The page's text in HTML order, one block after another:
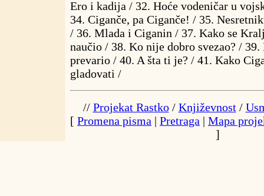
Ero i kadija / 32. Hoće vodeničar u
34. Ciganče, pa Ciganče! / 35.
/ 36. Mlada i Ciganin / 37. Kako se
naučio / 38. Ko nije dobro svezao? / 39.
prevario / 40. A šta ti je? / 41. Kako
gladovati /
// Projekat Rastko/ Književnost/
[ Promena pisma | Pretraga | Mapa
]